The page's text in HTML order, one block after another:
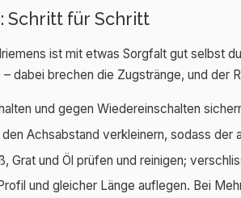
Schritt für Schritt
ist mit etwas Sorgfalt gut selbst
dabei brechen die Zugstränge, und der
und gegen Wiedereinschalten
Achsabstand verkleinern, sodass
Grat und Öl prüfen und reinigen;
und gleicher Länge auflegen. Bei